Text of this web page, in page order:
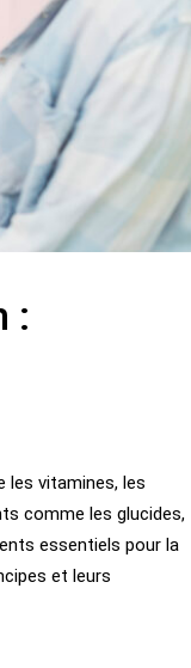
:
les vitamines, les
comme les glucides,
essentiels pour la
et leurs